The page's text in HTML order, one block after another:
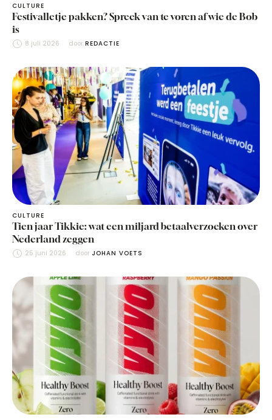
CULTURE
Festivalletje pakken? Spreek van te voren af wie de Bob
is
8 juli 2026 door REDACTIE
CULTURE
Tien jaar Tikkie: wat een miljard betaalverzoeken over
Nederland zeggen
25 juni 2026 door JOHAN VOETS